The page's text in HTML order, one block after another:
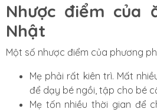
Nhược điểm của
Nhật
Một số nhược điểm của phương
Mẹ phải rất kiên trì. Mất
để dạy bé ngồi, tập cho bé
Mẹ tốn nhiều thời gian để